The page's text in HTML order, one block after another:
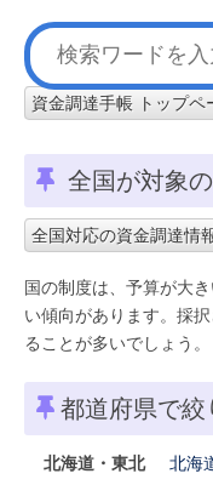
資金調達手帳 トップペ
全国が対象
全国対応の資金調達情
国の制度は、予算が大
い傾向があります。採
ることが多いでしょう。
都道府県で絞
北海道・東北 北海